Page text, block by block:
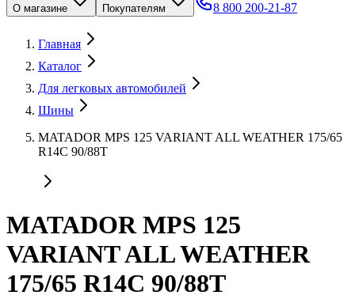
О магазине Покупателям 8 800 200-21-87
Главная
Каталог
Для легковых автомобилей
Шины
MATADOR MPS 125 VARIANT ALL WEATHER 175/65
R14C 90/88T
MATADOR MPS 125
VARIANT ALL WEATHER
175/65 R14C 90/88T